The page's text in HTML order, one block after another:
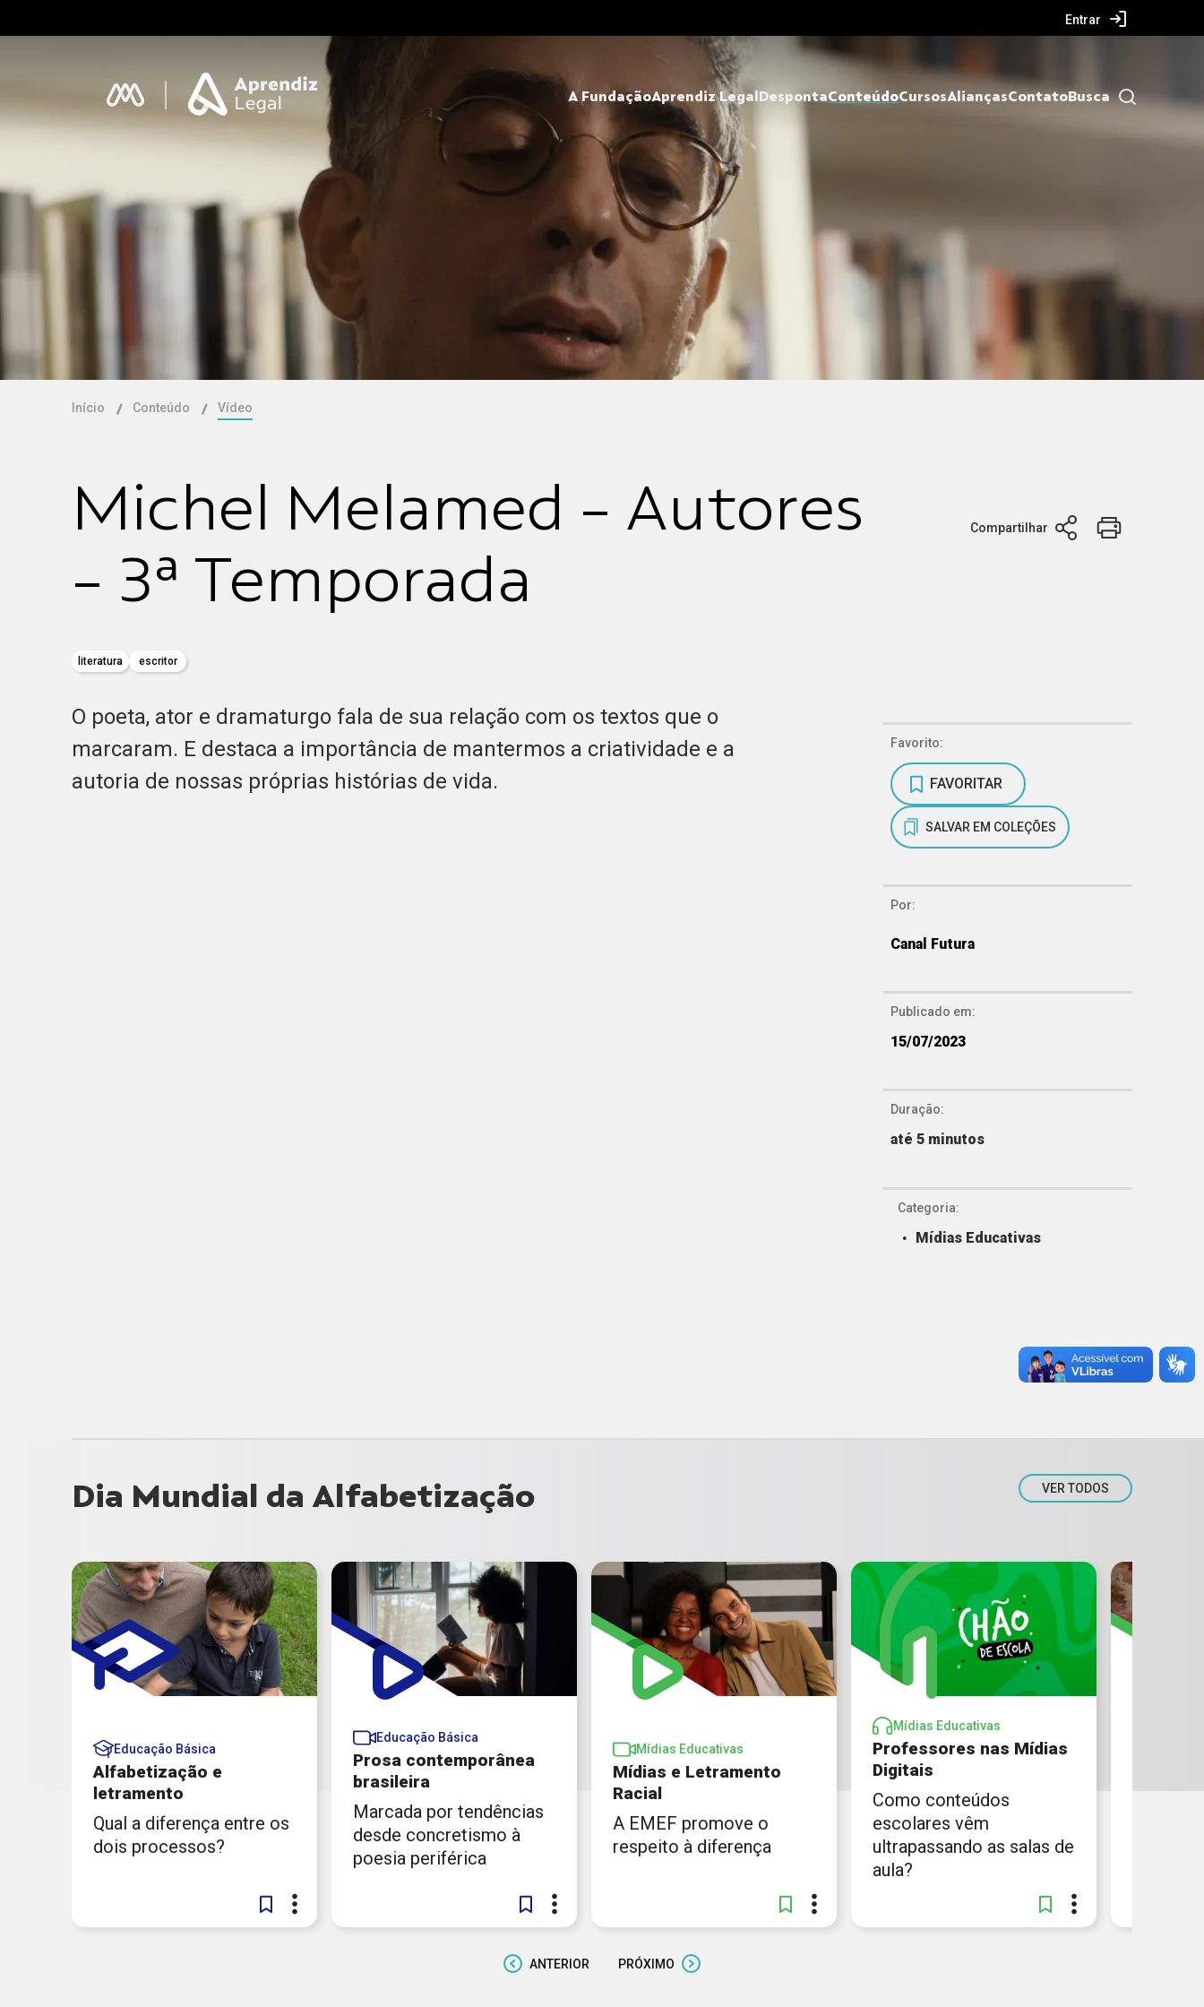
Entrar
A FundaçãoAprendiz Legal DespontaConteúdoCursosAliançasContatoBusca
Início Conteúdo Vídeo
Michel Melamed - Autores
- 3ª Temporada
literatura escritor
Compartilhar
O poeta, ator e dramaturgo fala de sua relação com os textos que o
marcaram. E destaca a importância de mantermos a criatividade e a
autoria de nossas próprias histórias de vida.
Favorito:
FAVORITAR
SALVAR EM COLEÇÕES
Por:
Canal Futura
Publicado em:
15/07/2023
Duração:
até 5 minutos
Categoria:
Mídias Educativas
Dia Mundial da Alfabetização VER TODOS
Educação Básica
Alfabetização e
letramento
Qual a diferença entre os
dois processos?
Educação Básica
Prosa contemporânea
brasileira
Marcada por tendências
desde concretismo à
poesia periférica
Mídias Educativas
Mídias e Letramento
Racial
A EMEF promove o
respeito à diferença
Mídias Educativas
Professores nas Mídias
Digitais
Como conteúdos
escolares vêm
ultrapassando as salas de
aula?
ANTERIOR PRÓXIMO